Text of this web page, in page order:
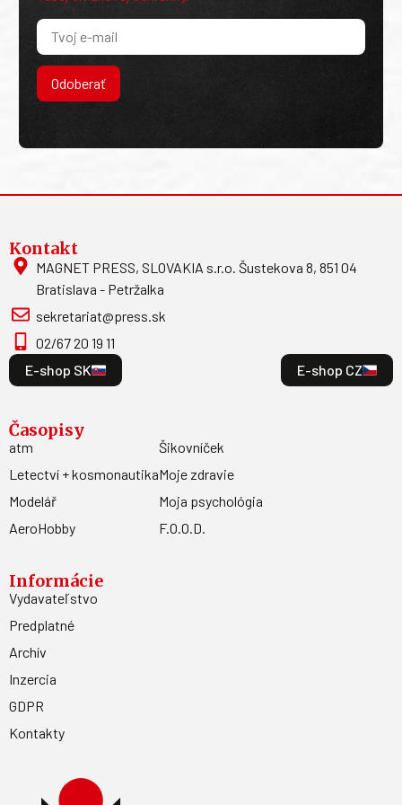
Odoberať
Kontakt
MAGNET PRESS, SLOVAKIA s.r.o. Šustekova 8, 851 04
Bratislava - Petržalka
sekretariat@press.sk
02/67 20 19 11
E-shop SK
E-shop CZ
Časopisy
atm
Letectví + kosmonautika
Modelář
AeroHobby
Šikovníček
Moje zdravie
Moja psychológia
F.O.O.D.
Informácie
Vydavateľstvo
Predplatné
Archív
Inzercia
GDPR
Kontakty